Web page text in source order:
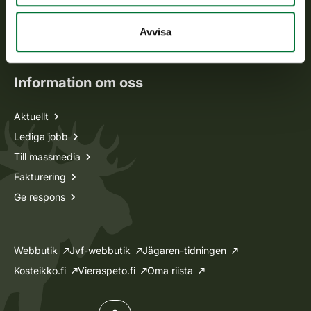
Avvisa
Jaktkort
Information om oss
Aktuellt
Lediga jobb
Till massmedia
Fakturering
Ge respons
Webbutik Jvf-webbutik
Jägaren-tidningen
Kosteikko.fi
Vieraspeto.fi Oma riista